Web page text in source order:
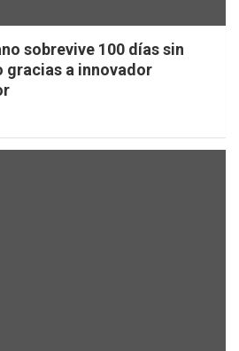
sobrevive 100 días sin
a innovador